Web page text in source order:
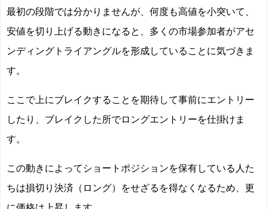
最初の段階では分かりませんが、何度も高値を小突いて、
安値を切り上げる動きになると、多くの市場参加者がアセ
ンディングトライアングルを形成していることに気づきま
す。
ここで上にブレイクすることを期待して事前にエントリー
したり、ブレイクした所でロングエントリーを仕掛けま
す。
この動きによってショートポジションを保有している人た
ちは損切り決済（ロング）をせざるを得なくなるため、更